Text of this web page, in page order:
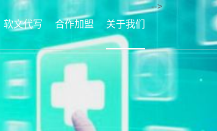
软文代写 合作加盟
-->
关于我们